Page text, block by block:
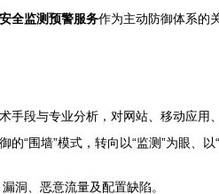
全监测预警服务作为主动防御体系的
手段与专业分析，对网站、移动应
“围墙”模式，转向以“监测”为眼、
洞、恶意流量及配置缺陷。